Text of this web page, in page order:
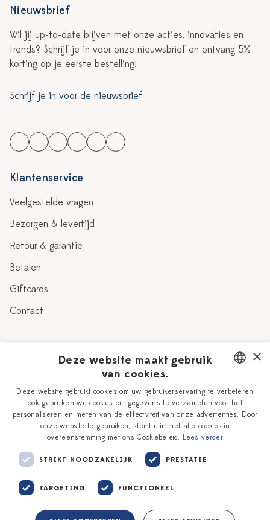
Nieuwsbrief
Wil jij up-to-date blijven met onze acties, innovaties en
trends? Schrijf je in voor onze nieuwsbrief en ontvang 5%
korting op je eerste bestelling!
Schrijf je in voor de nieuwsbrief
Klantenservice
Veelgestelde vragen
Bezorgen & levertijd
Retour & garantie
Betalen
Giftcards
Contact
Verhaal
Onze plateelschilders
Delfts Blauw
Workshops
Vacatures
Zakelijk
DUTCH
ENGLISH
×
Deze website maakt gebruik
van cookies.
Deze website gebruikt cookies om uw gebruikerservaring te verbeteren
ook gebruiken we cookies om gegevens te verzamelen voor het
personaliseren en meten van de effectiviteit van onze advertenties. Door
onze website te gebruiken, stemt u in met alle cookies in
overeenstemming met ons Cookiebeleid. Lees verder
STRIKT NOODZAKELIJK PRESTATIE
TARGETING FUNCTIONEEL